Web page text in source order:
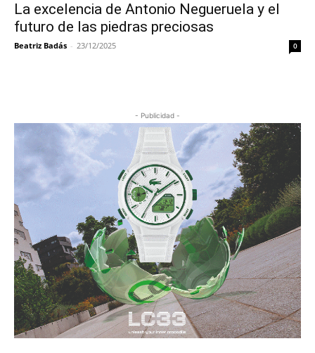
La excelencia de Antonio Negueruela y el
futuro de las piedras preciosas
Beatriz Badás - 23/12/2025 0
- Publicidad -